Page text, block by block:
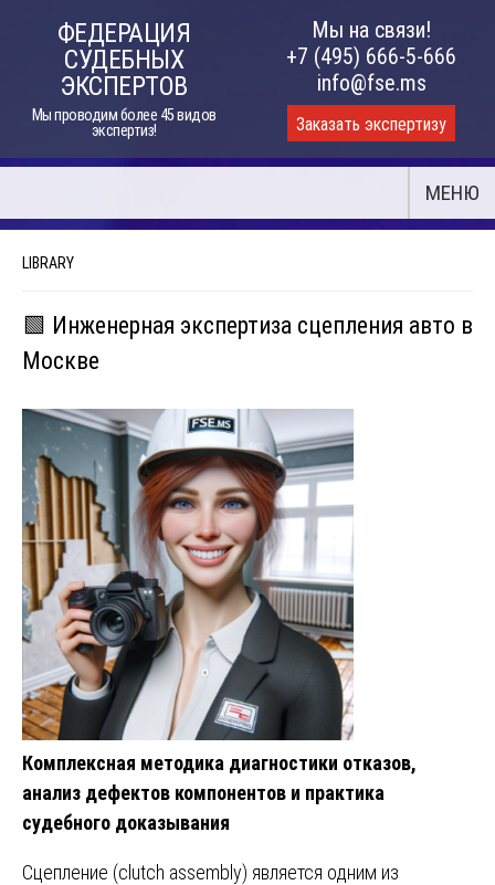
ФЕДЕРАЦИЯ
СУДЕБНЫХ
ЭКСПЕРТОВ
Мы проводим более 45 видов
экспертиз!
Мы на связи!
+7 (495) 666-5-666
info@fse.ms
Заказать экспертизу
МЕНЮ
LIBRARY
🟩 Инженерная экспертиза сцепления авто в
Москве
Комплексная методика диагностики отказов,
анализ дефектов компонентов и практика
судебного доказывания
Сцепление (clutch assembly) является одним из